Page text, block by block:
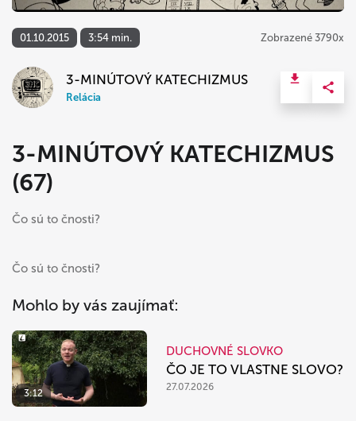
01.10.2015 3:54 min. Zobrazené 3790x
3-MINÚTOVÝ KATECHIZMUS
Relácia
3-MINÚTOVÝ KATECHIZMUS
(67)
Čo sú to čnosti?
Čo sú to čnosti?
Mohlo by vás zaujímať:
3:12
DUCHOVNÉ SLOVKO
ČO JE TO VLASTNE SLOVO?
27.07.2026